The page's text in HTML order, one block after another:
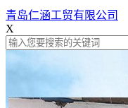
青岛仁涵工贸有限公司
X